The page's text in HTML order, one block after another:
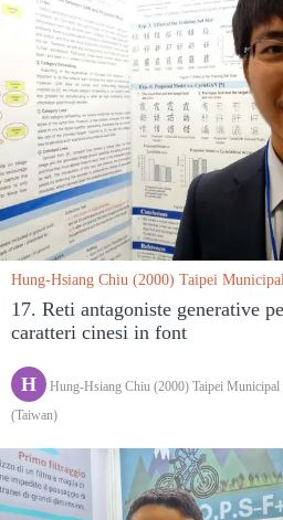
Hung-Hsiang Chiu (2000) Taipei
17. Reti antagoniste generative
caratteri cinesi in font
H
Hung-Hsiang Chiu (2000) Taipei
(Taiwan)